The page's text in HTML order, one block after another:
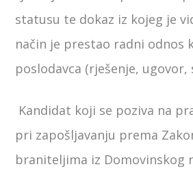
statusu te dokaz iz kojeg je
način je prestao radni odnos
poslodavca (rješenje, ugovor,
Kandidat koji se poziva na
pri zapošljavanju prema
braniteljima iz Domovinskog